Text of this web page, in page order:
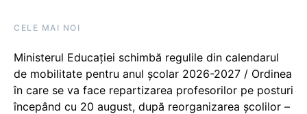
CELE MAI NOI
Ministerul Educației schimbă regulile din calendarul
de mobilitate pentru anul școlar 2026-2027 / Ordinea
în care se va face repartizarea profesorilor pe posturi
începând cu 20 august, după reorganizarea școlilor –